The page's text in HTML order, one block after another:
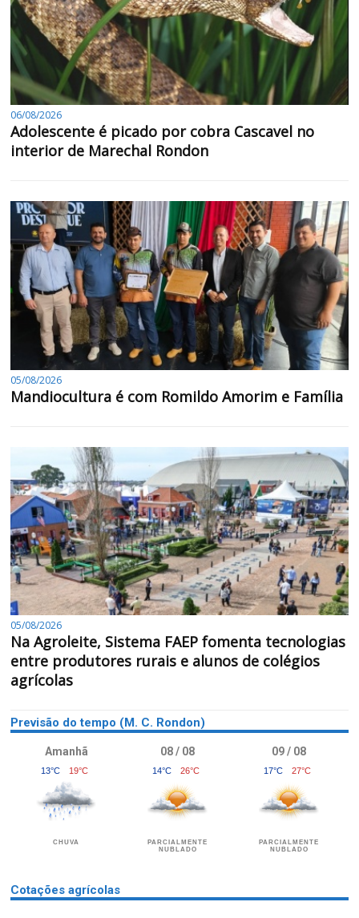
06/08/2026
Adolescente é picado por cobra Cascavel no
interior de Marechal Rondon
05/08/2026
Mandiocultura é com Romildo Amorim e Família
05/08/2026
Na Agroleite, Sistema FAEP fomenta tecnologias
entre produtores rurais e alunos de colégios
agrícolas
Previsão do tempo (M. C. Rondon)
Amanhã
13°C 19°C
CHUVA
08 / 08
14°C 26°C
PARCIALMENTE
NUBLADO
09 / 08
17°C 27°C
PARCIALMENTE
NUBLADO
Cotações agrícolas